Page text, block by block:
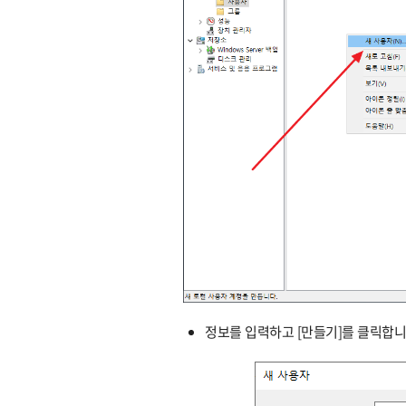
정보를 입력하고 [만들기]를 클릭합